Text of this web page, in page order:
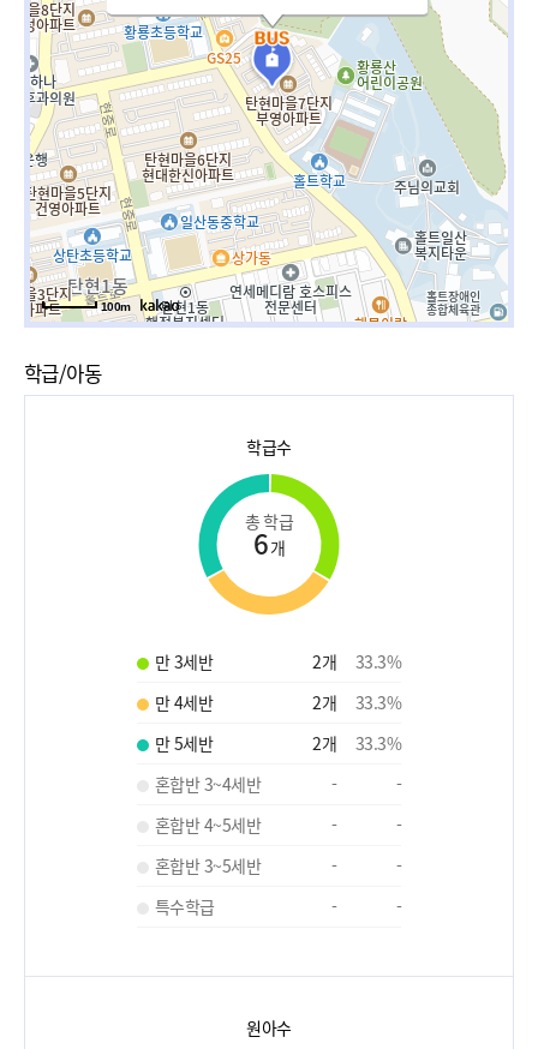
100m
학급/아동
학급수
총 학급
6개
만 3세반 2개 33.3%
만 4세반
2개 33.3%
만 5세반
2개 33.3%
혼합반 3~4세반
-
-
혼합반 4~5세반
-
-
혼합반 3~5세반
-
-
특수학급
- -
원아수